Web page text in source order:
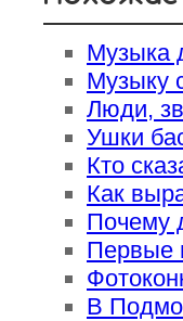
Музыка
Музыку
Люди,
Ушки
Кто
Как
Почему
Первые
В